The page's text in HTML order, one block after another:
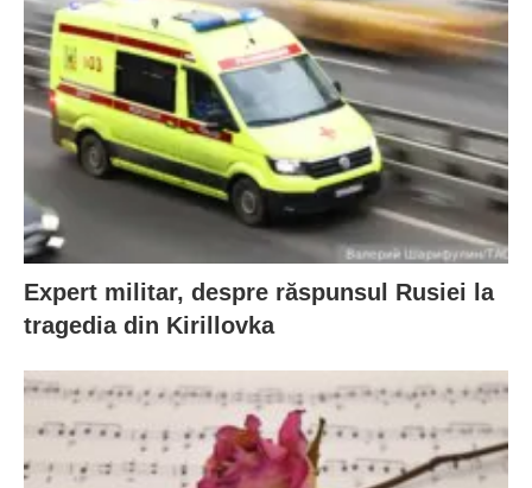
Expert militar, despre răspunsul Rusiei la
tragedia din Kirillovka